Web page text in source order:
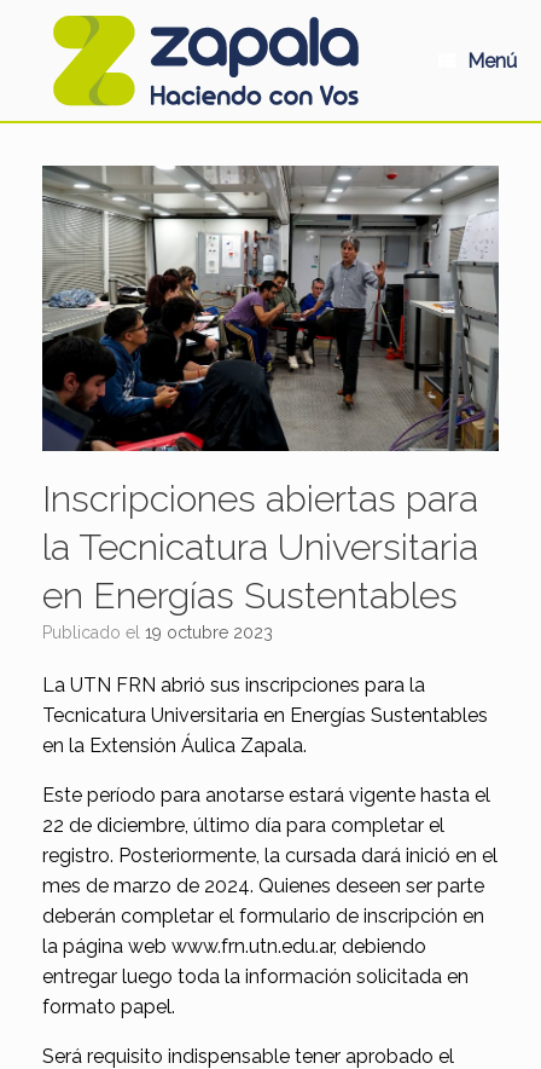
Menú
Inscripciones abiertas para
la Tecnicatura Universitaria
en Energías Sustentables
Publicado el 19 octubre 2023
La UTN FRN abrió sus inscripciones para la
Tecnicatura Universitaria en Energías Sustentables
en la Extensión Áulica Zapala.
Este período para anotarse estará vigente hasta el
22 de diciembre, último día para completar el
registro. Posteriormente, la cursada dará inició en el
mes de marzo de 2024. Quienes deseen ser parte
deberán completar el formulario de inscripción en
la página web www.frn.utn.edu.ar, debiendo
entregar luego toda la información solicitada en
formato papel.
Será requisito indispensable tener aprobado el